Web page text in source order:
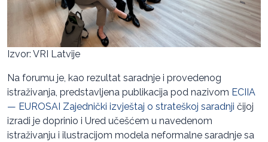
Izvor: VRI Latvije
Na forumu je, kao rezultat saradnje i provedenog
istraživanja, predstavljena publikacija pod nazivom ECIIA
— EUROSAI Zajednički izvještaj o strateškoj saradnji čijoj
izradi je doprinio i Ured učešćem u navedenom
istraživanju i ilustracijom modela neformalne saradnje sa